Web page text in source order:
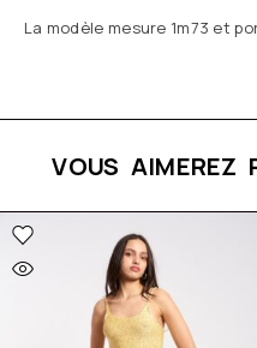
La modèle mesure 1m73 et
VOUS AIMEREZ